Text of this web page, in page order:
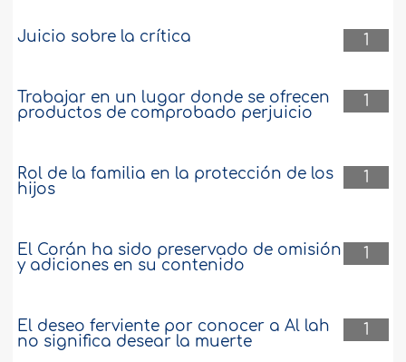
1
Juicio sobre la crítica
1
Trabajar en un lugar donde se ofrecen
productos de comprobado perjuicio
1
Rol de la familia en la protección de los
hijos
1
El Corán ha sido preservado de omisión
y adiciones en su contenido
1
El deseo ferviente por conocer a Al lah
no significa desear la muerte